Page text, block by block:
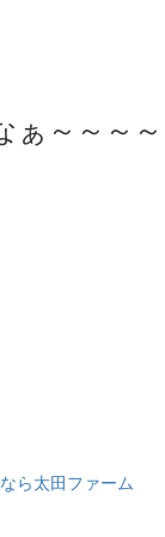
ぁ～～～